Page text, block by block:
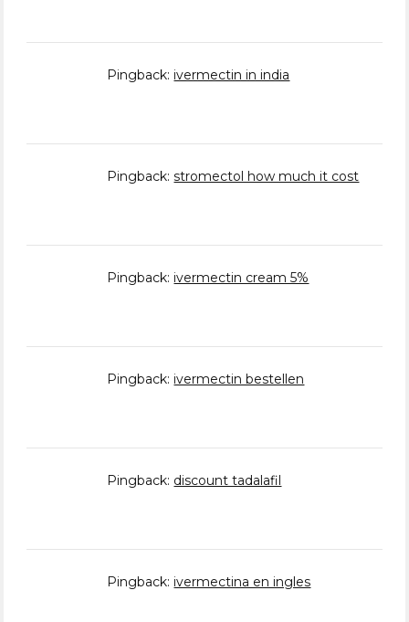
Pingback: ivermectin in india
Pingback:stromectol how much it cost
Pingback: ivermectin cream 5%
Pingback: ivermectin bestellen
Pingback: discount tadalafil
Pingback: ivermectina en ingles